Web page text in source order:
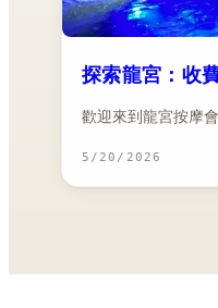
探索龍宮：收
歡迎來到龍宮按摩
5/20/2026